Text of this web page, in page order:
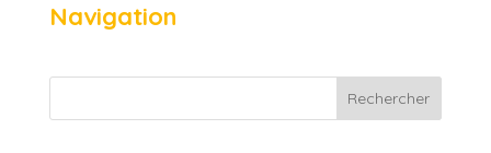
Navigation
Rechercher